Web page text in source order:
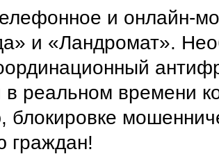
и онлайн-
и «Ландромат».
реальном времени
блокировке
граждан!